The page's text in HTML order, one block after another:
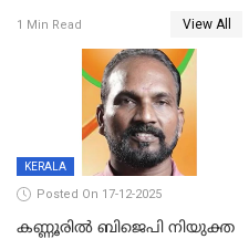
1 Min Read View All
KERALA
Posted On 17-12-2025
കണ്ണൂരിൽ ബിജെപി നിയുക്ത